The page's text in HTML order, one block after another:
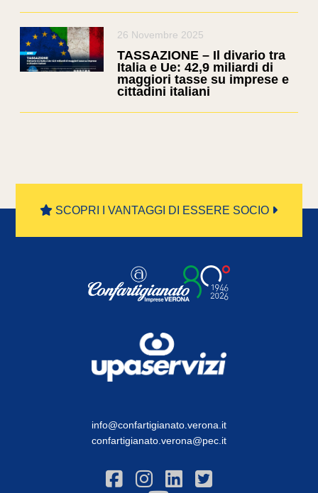
26 Novembre 2025
TASSAZIONE – Il divario tra
Italia e Ue: 42,9 miliardi di
maggiori tasse su imprese e
cittadini italiani
SCOPRI I VANTAGGI DI ESSERE SOCIO
info@confartigianato.verona.it
confartigianato.verona@pec.it